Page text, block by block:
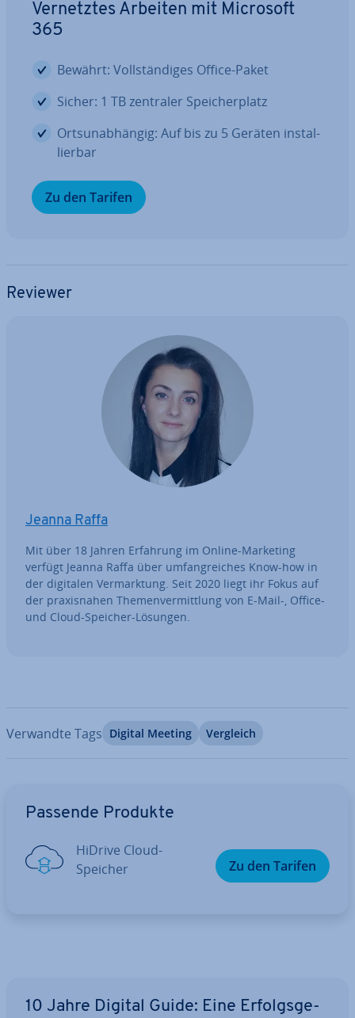
Ver­netz­tes Arbeiten mit Microsoft
365
Bewährt: Voll­stän­di­ges Office-Paket
Sicher: 1 TB zentraler Spei­cher­platz
Orts­un­ab­hän­gig: Auf bis zu 5 Geräten in­stal­
lier­bar
Zu den Tarifen
Reviewer
Jeanna Raffa
Mit über 18 Jahren Erfahrung im Online-Marketing
verfügt Jeanna Raffa über um­fang­rei­ches Know-how in
der digitalen Ver­mark­tung. Seit 2020 liegt ihr Fokus auf
der pra­xis­na­hen The­men­ver­mitt­lung von E-Mail-, Office-
und Cloud-Speicher-Lösungen.
Verwandte Tags Digital Meeting Vergleich
Passende Produkte
HiDrive Cloud-
Speicher
Zu den Tarifen
10 Jahre Digital Guide: Eine Er­folgs­ge­